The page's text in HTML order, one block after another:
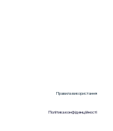
Правила використання
Політика конфіденційності